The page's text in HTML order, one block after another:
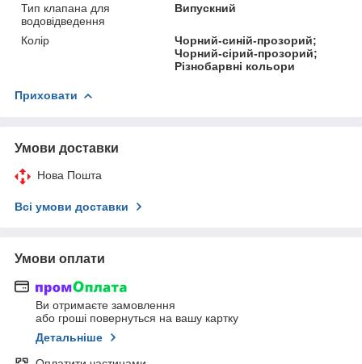
Тип клапана для
водовідведення
Випускний
Колір
Чорний-синій-прозорий;
Чорний-сірий-прозорий;
Різнобарвні кольори
Приховати
Умови доставки
Нова Пошта
Всі умови доставки
Умови оплати
Ви отримаєте замовлення
або гроші повернуться на вашу картку
Детальніше